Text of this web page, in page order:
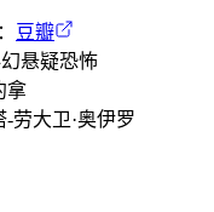
豆瓣
悬疑恐怖
拿
-劳大卫·奥伊罗